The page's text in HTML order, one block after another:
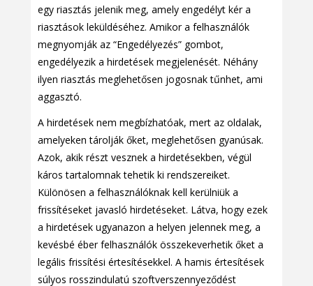
egy riasztás jelenik meg, amely engedélyt kér a
riasztások leküldéséhez. Amikor a felhasználók
megnyomják az “Engedélyezés” gombot,
engedélyezik a hirdetések megjelenését. Néhány
ilyen riasztás meglehetősen jogosnak tűnhet, ami
aggasztó.
A hirdetések nem megbízhatóak, mert az oldalak,
amelyeken tárolják őket, meglehetősen gyanúsak.
Azok, akik részt vesznek a hirdetésekben, végül
káros tartalomnak tehetik ki rendszereiket.
Különösen a felhasználóknak kell kerülniük a
frissítéseket javasló hirdetéseket. Látva, hogy ezek
a hirdetések ugyanazon a helyen jelennek meg, a
kevésbé éber felhasználók összekeverhetik őket a
legális frissítési értesítésekkel. A hamis értesítések
súlyos rosszindulatú szoftverszennyeződést